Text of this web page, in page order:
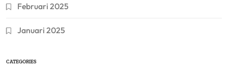
Februari 2025
Januari 2025
CATEGORIES